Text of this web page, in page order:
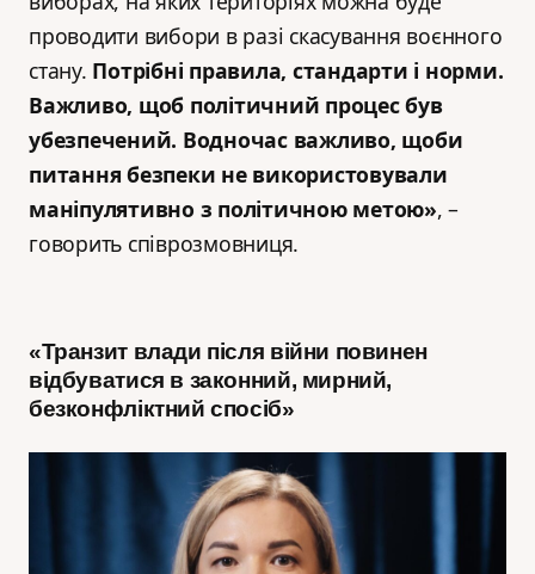
проводити вибори в разі скасування воєнного
стану. Потрібні правила, стандарти і норми.
Важливо, щоб політичний процес був
убезпечений. Водночас важливо, щоби
питання безпеки не використовували
маніпулятивно з політичною метою», –
говорить співрозмовниця.
«Транзит влади після війни повинен
відбуватися в законний, мирний,
безконфліктний спосіб»